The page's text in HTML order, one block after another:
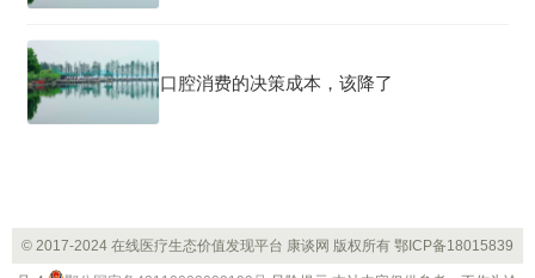
口腔消费的决策成本，该降了
© 2017-2024 在线医疗生态价值发现平台 康谈网 版权所有 鄂ICP备18015839